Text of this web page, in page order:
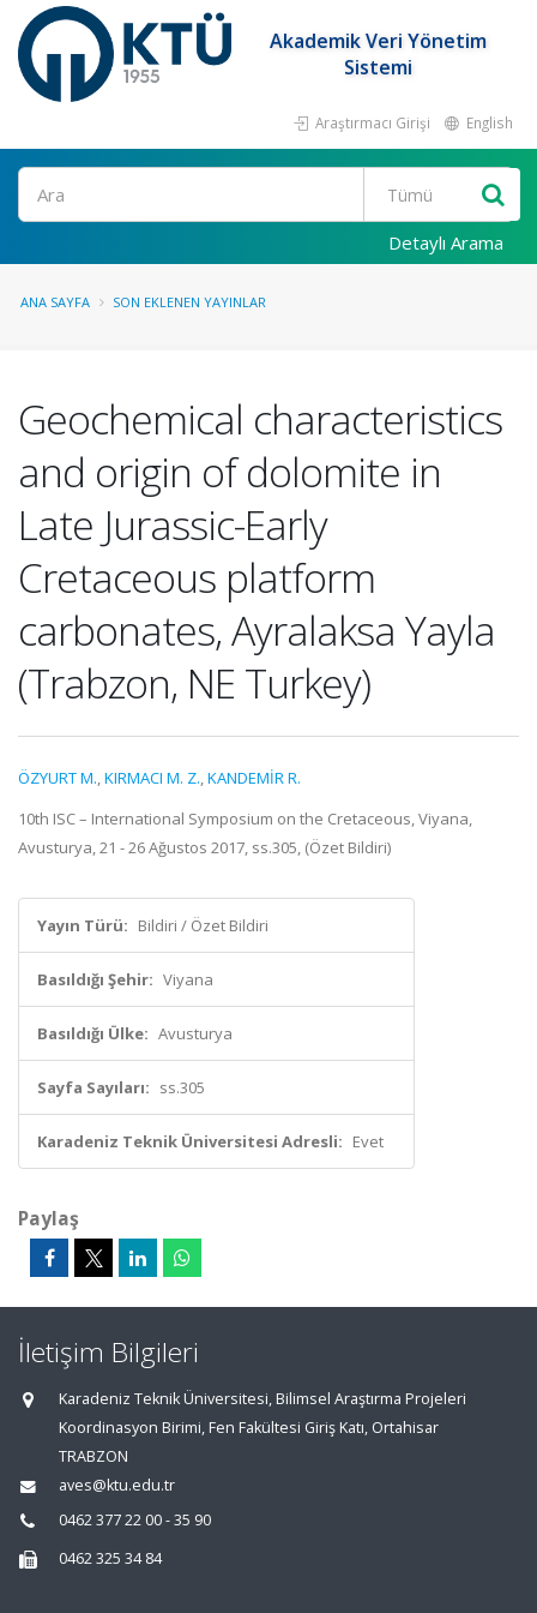
Akademik Veri Yönetim
Sistemi
Araştırmacı Girişi English
Ara
Detaylı Arama
ANA SAYFA SON EKLENEN YAYINLAR
Geochemical characteristics
and origin of dolomite in
Late Jurassic-Early
Cretaceous platform
carbonates, Ayralaksa Yayla
(Trabzon, NE Turkey)
ÖZYURT M.,KIRMACI M. Z.,KANDEMİR R.
10th ISC – International Symposium on the Cretaceous, Viyana,
Avusturya, 21 - 26 Ağustos 2017, ss.305, (Özet Bildiri)
Yayın Türü: Bildiri / Özet Bildiri
Basıldığı Şehir: Viyana
Basıldığı Ülke: Avusturya
Sayfa Sayıları: ss.305
Karadeniz Teknik Üniversitesi Adresli: Evet
Paylaş
İletişim Bilgileri
Karadeniz Teknik Üniversitesi, Bilimsel Araştırma Projeleri
Koordinasyon Birimi, Fen Fakültesi Giriş Katı, Ortahisar
TRABZON
aves@ktu.edu.tr
0462 377 22 00 - 35 90
0462 325 34 84